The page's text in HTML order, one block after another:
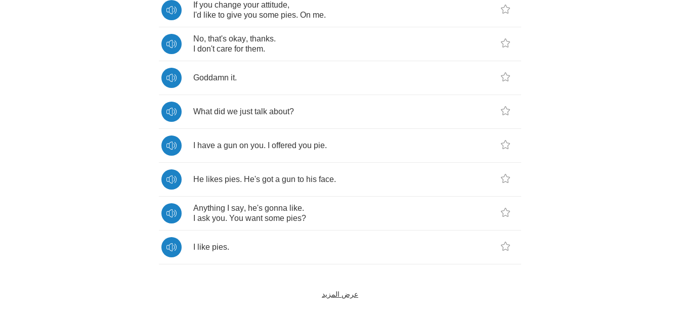
If you change your attitude,
I'd
like to give you some pies. On me.
No, that's okay, thanks.
don't care for them.
Goddamn it.
What did we just talk about?
have a gun on you. offered you pie.
He likes pies. He's got a gun to his face.
Anything say, he's gonna like.
ask you. You want some pies?
like pies.
عرض المزيد